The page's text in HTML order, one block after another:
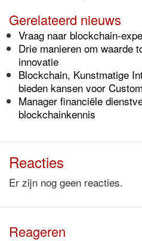
Gerelateerd nieuws
Vraag naar blockchain-
Drie manieren om waarde
innovatie
Blockchain, Kunstmatige
bieden kansen voor
Manager financiële
blockchainkennis
Reacties
Er zijn nog geen reacties.
Reageren